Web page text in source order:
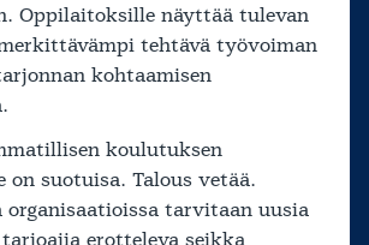
Oppilaitoksille näyttää tulevan
tehtävä työvoiman
kohtaamisen
koulutuksen
on suotuisa. Talous vetää.
tarvitaan uusia